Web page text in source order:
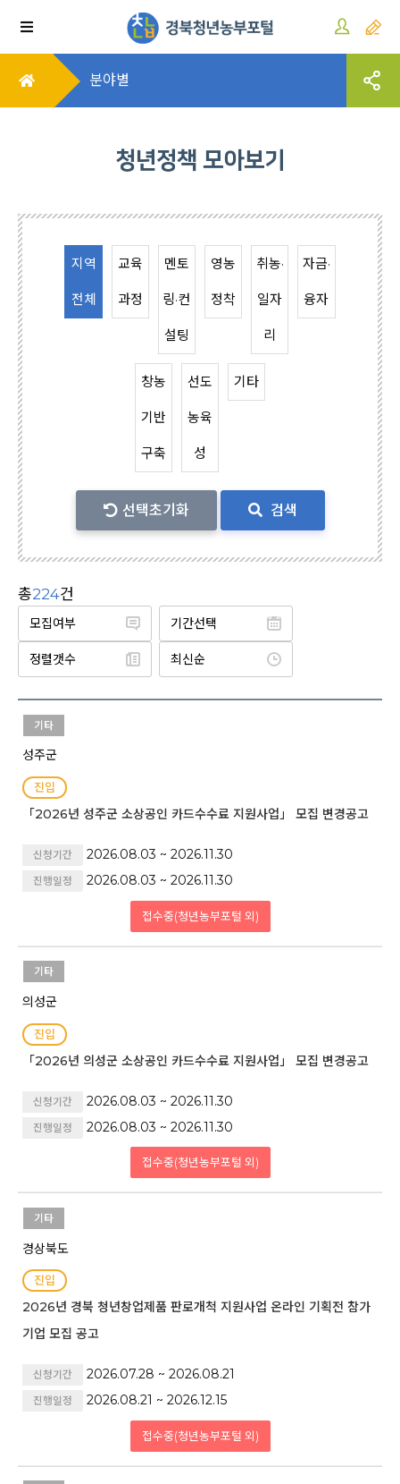
분야별
청년정책 모아보기
지역
전체
교육
과정
멘토
링·컨
설팅
영농
정착
취농·
일자
리
자금·
융자
창농
기반
구축
선도
농육
성
기타
선택초기화 검색
총224건
기타
성주군
진입
「2026년 성주군 소상공인 카드수수료 지원사업」 모집 변경공고
신청기간 2026.08.03 ~ 2026.11.30
진행일정 2026.08.03 ~ 2026.11.30
접수중(청년농부포털 외)
기타
의성군
진입
「2026년 의성군 소상공인 카드수수료 지원사업」 모집 변경공고
신청기간 2026.08.03 ~ 2026.11.30
진행일정 2026.08.03 ~ 2026.11.30
접수중(청년농부포털 외)
기타
경상북도
진입
2026년 경북 청년창업제품 판로개척 지원사업 온라인 기획전 참가
기업 모집 공고
신청기간 2026.07.28 ~ 2026.08.21
진행일정 2026.08.21 ~ 2026.12.15
접수중(청년농부포털 외)